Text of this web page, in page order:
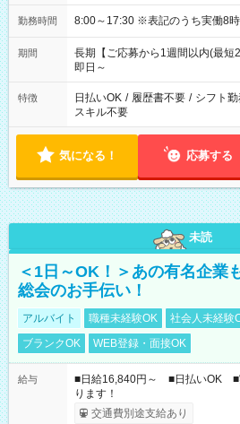
勤務時間 8:00～17:30 ※表記のうち実働
期間
長期【ご応募から1週間以内(最短
即日～
特徴 日払いOK / 履歴書不要 / シフト勤
スキル不要
気になる！ 応募する
未読
＜1日～OK！＞あの有名企業
総会のお手伝い！
アルバイト 職種未経験OK 社会人未経験
ブランクOK
WEB登録・面接OK
給与
■日給16,840円～ ■日払いOK ■
ります！
交通費別途支給あり